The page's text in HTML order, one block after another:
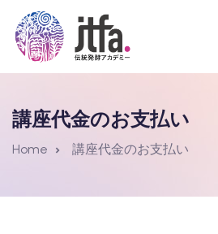
講座代金のお支払い
Home 講座代金のお支払い